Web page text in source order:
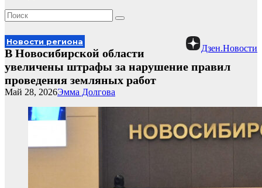
Дзен.Новости
Новости региона
В Новосибирской области
увеличены штрафы за нарушение правил
проведения земляных работ
Эмма Долгова
Май 28, 2026